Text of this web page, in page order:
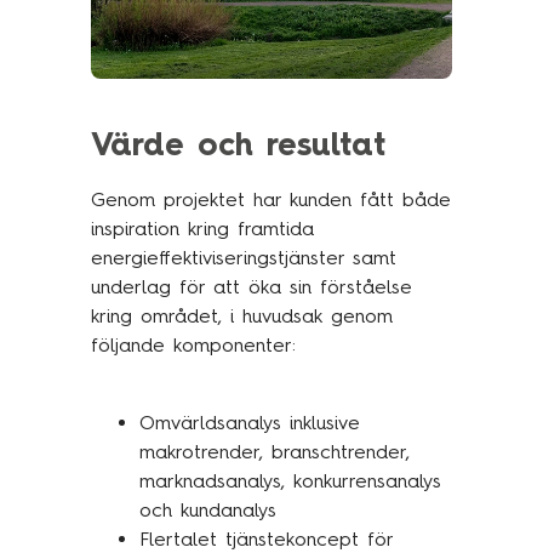
Värde och resultat
Genom projektet har kunden fått både
inspiration kring framtida
energieffektiviseringstjänster samt
underlag för att öka sin förståelse
kring området, i huvudsak genom
följande komponenter:
Omvärldsanalys inklusive
makrotrender, branschtrender,
marknadsanalys, konkurrensanalys
och kundanalys
Flertalet tjänstekoncept för